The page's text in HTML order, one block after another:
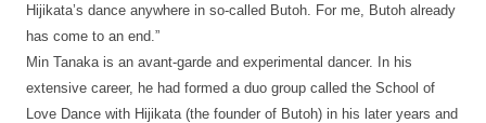
Hijikata’s dance anywhere in so-called Butoh. For me, Butoh already
has come to an end.”
Min Tanaka is an avant-garde and experimental dancer. In his
extensive career, he had formed a duo group called the School of
Love Dance with Hijikata (the founder of Butoh) in his later years and